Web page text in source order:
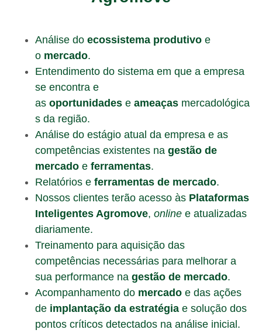
Análise do ecossistema produtivo e
o mercado.
Entendimento do sistema em que a empresa
se encontra e
as oportunidades e ameaças mercadológica
s da região.
Análise do estágio atual da empresa e as
competências existentes na gestão de
mercado e ferramentas.
Relatórios e ferramentas de mercado.
Nossos clientes terão acesso às Plataformas
Inteligentes Agromove, online e atualizadas
diariamente.
Treinamento para aquisição das
competências necessárias para melhorar a
sua performance na gestão de mercado.
Acompanhamento do mercado e das ações
de implantação da estratégia e solução dos
pontos críticos detectados na análise inicial.